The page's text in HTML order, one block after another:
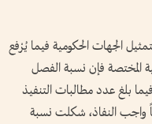
الجهات الحكومية فيما يُرْفع
المختصة فإن نسبة الفصل
الجهات الحكومية بلغت 92%، فيما بلغ عدد مطالبات التنفيذ
تنفيذيّاً واجب النفاذ، شكلت نسبة